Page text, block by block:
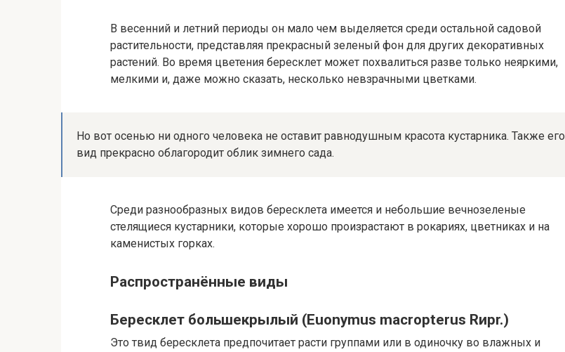
В весенний и летний периоды он мало чем выделяется среди остальной садовой
растительности, представляя прекрасный зеленый фон для других декоративных
растений. Во время цветения бересклет может похвалиться разве только неяркими,
мелкими и, даже можно сказать, несколько невзрачными цветками.
Но вот осенью ни одного человека не оставит равнодушным красота кустарника. Также его
вид прекрасно облагородит облик зимнего сада.
Среди разнообразных видов бересклета имеется и небольшие вечнозеленые
стелящиеся кустарники, которые хорошо произрастают в рокариях, цветниках и на
каменистых горках.
Распространённые виды
Бересклет большекрылый (Еuonymus macropterus Rирr.)
Это твид бересклета предпочитает расти группами или в одиночку во влажных и